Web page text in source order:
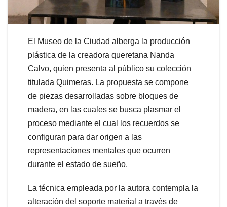
El Museo de la Ciudad alberga la producción
plástica de la creadora queretana Nanda
Calvo, quien presenta al público su colección
titulada Quimeras. La propuesta se compone
de piezas desarrolladas sobre bloques de
madera, en las cuales se busca plasmar el
proceso mediante el cual los recuerdos se
configuran para dar origen a las
representaciones mentales que ocurren
durante el estado de sueño.
La técnica empleada por la autora contempla la
alteración del soporte material a través de